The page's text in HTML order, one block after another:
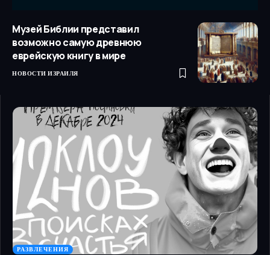
Музей Библии представил
возможно самую древнюю
еврейскую книгу в мире
НОВОСТИ ИЗРАИЛЯ
РАЗВЛЕЧЕНИЯ